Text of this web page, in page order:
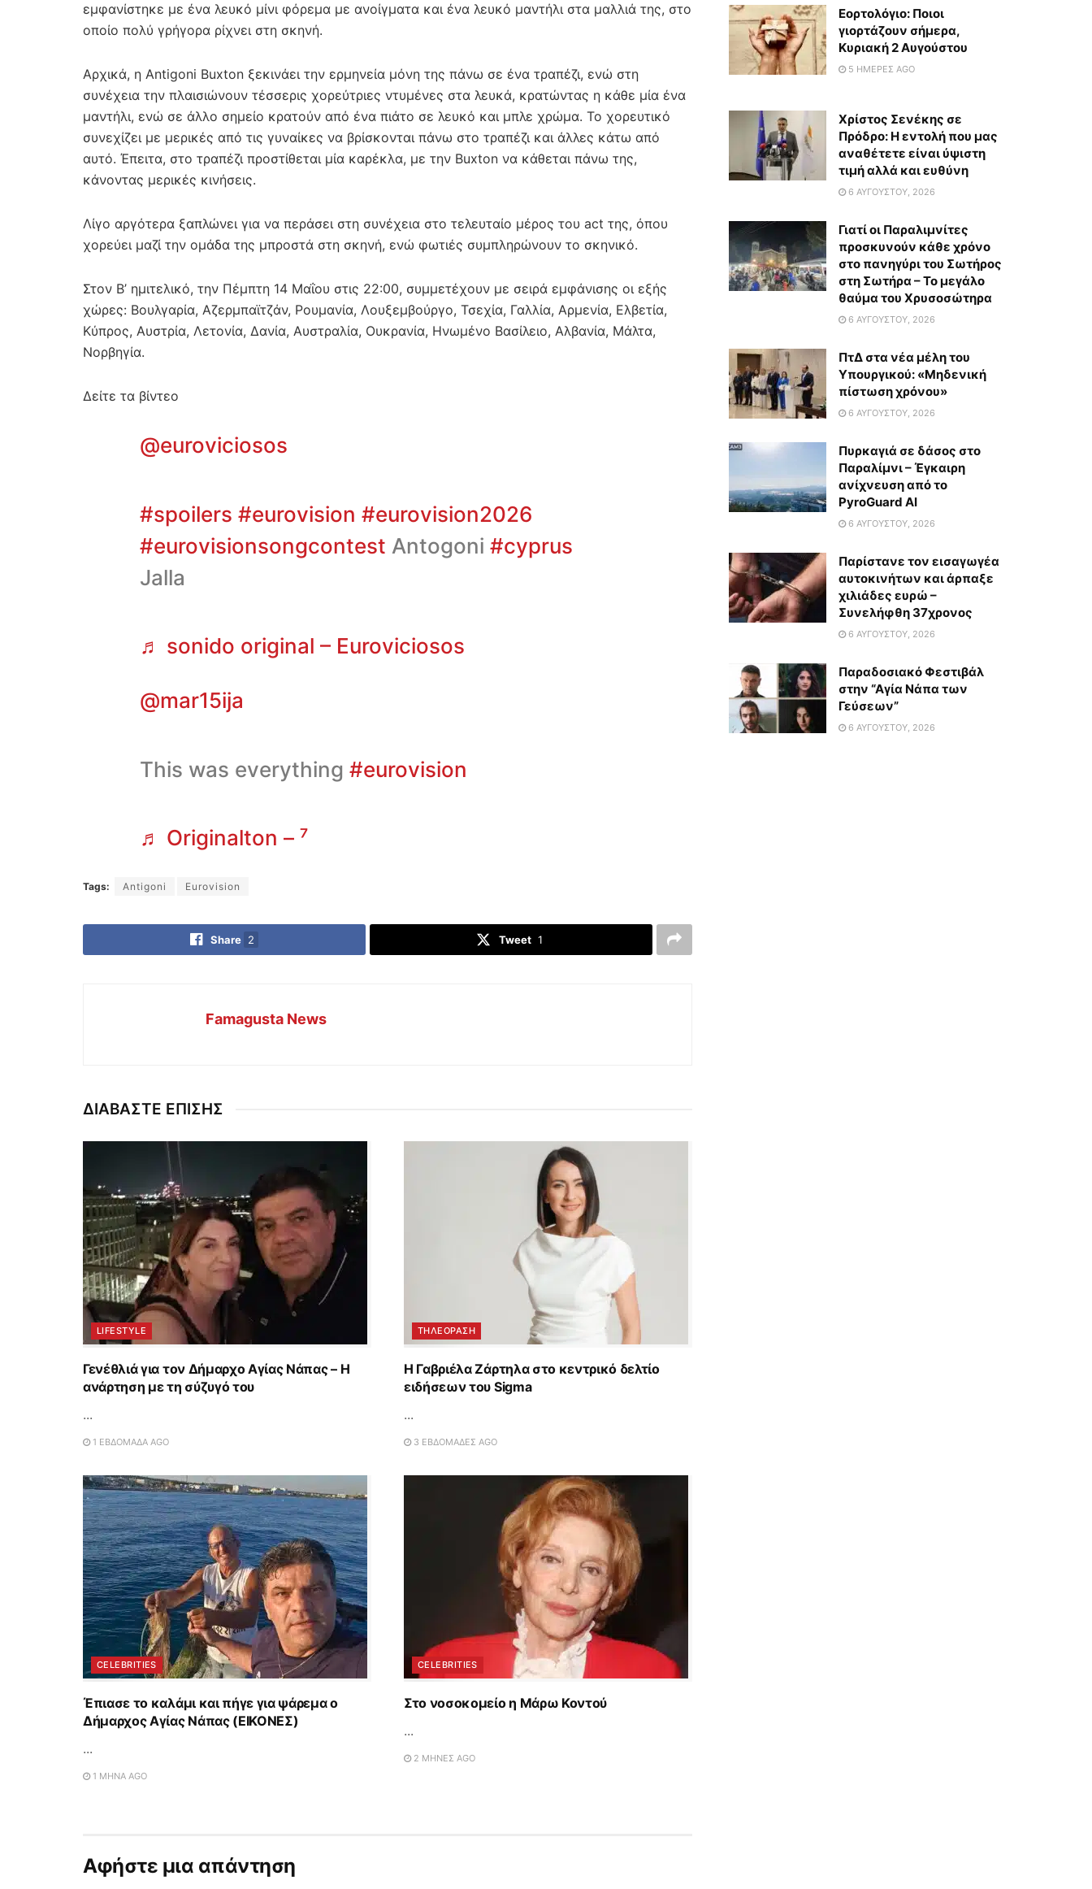
εμφανίστηκε με ένα λευκό μίνι φόρεμα με ανοίγματα και ένα λευκό μαντήλι στα μαλλιά της, στο
οποίο πολύ γρήγορα ρίχνει στη σκηνή.
Αρχικά, η Antigoni Buxton ξεκινάει την ερμηνεία μόνη της πάνω σε ένα τραπέζι, ενώ στη
συνέχεια την πλαισιώνουν τέσσερις χορεύτριες ντυμένες στα λευκά, κρατώντας η κάθε μία ένα
μαντήλι, ενώ σε άλλο σημείο κρατούν από ένα πιάτο σε λευκό και μπλε χρώμα. Το χορευτικό
συνεχίζει με μερικές από τις γυναίκες να βρίσκονται πάνω στο τραπέζι και άλλες κάτω από
αυτό. Έπειτα, στο τραπέζι προστίθεται μία καρέκλα, με την Buxton να κάθεται πάνω της,
κάνοντας μερικές κινήσεις.
Λίγο αργότερα ξαπλώνει για να περάσει στη συνέχεια στο τελευταίο μέρος του act της, όπου
χορεύει μαζί την ομάδα της μπροστά στη σκηνή, ενώ φωτιές συμπληρώνουν το σκηνικό.
Στον Β’ ημιτελικό, την Πέμπτη 14 Μαΐου στις 22:00, συμμετέχουν με σειρά εμφάνισης οι εξής
χώρες: Βουλγαρία, Αζερμπαϊτζάν, Ρουμανία, Λουξεμβούργο, Τσεχία, Γαλλία, Αρμενία, Ελβετία,
Κύπρος, Αυστρία, Λετονία, Δανία, Αυστραλία, Ουκρανία, Ηνωμένο Βασίλειο, Αλβανία, Μάλτα,
Νορβηγία.
Δείτε τα βίντεο
@euroviciosos
#spoilers #eurovision #eurovision2026
#eurovisionsongcontest Antogoni #cyprus
Jalla
♬ sonido original – Euroviciosos
@mar15ija
This was everything #eurovision
♬ Originalton – ⁷
Tags: Antigoni Eurovision
Share 2 Tweet 1
Famagusta News
ΔΙΑΒΑΣΤΕ ΕΠΙΣΗΣ
LIFESTYLE
Γενέθλιά για τον Δήμαρχο Αγίας Νάπας – Η
ανάρτηση με τη σύζυγό του
...
1 ΕΒΔΟΜΆΔΑ AGO
ΤΗΛΕΟΡΑΣΗ
Η Γαβριέλα Ζάρτηλα στο κεντρικό δελτίο
ειδήσεων του Sigma
...
3 ΕΒΔΟΜΆΔΕΣ AGO
CELEBRITIES
Έπιασε το καλάμι και πήγε για ψάρεμα ο
Δήμαρχος Αγίας Νάπας (ΕΙΚΟΝΕΣ)
...
1 ΜΉΝΑ AGO
CELEBRITIES
Στο νοσοκομείο η Μάρω Κοντού
...
2 ΜΉΝΕΣ AGO
Αφήστε μια απάντηση
Εορτολόγιο: Ποιοι
γιορτάζουν σήμερα,
Κυριακή 2 Αυγούστου
5 ΗΜΈΡΕΣ AGO
Χρίστος Σενέκης σε
Πρόδρο: Η εντολή που μας
αναθέτετε είναι ύψιστη
τιμή αλλά και ευθύνη
6 ΑΥΓΟΎΣΤΟΥ, 2026
Γιατί οι Παραλιμνίτες
προσκυνούν κάθε χρόνο
στο πανηγύρι του Σωτήρος
στη Σωτήρα – Το μεγάλο
θαύμα του Χρυσοσώτηρα
6 ΑΥΓΟΎΣΤΟΥ, 2026
ΠτΔ στα νέα μέλη του
Υπουργικού: «Μηδενική
πίστωση χρόνου»
6 ΑΥΓΟΎΣΤΟΥ, 2026
Πυρκαγιά σε δάσος στο
Παραλίμνι – Έγκαιρη
ανίχνευση από το
PyroGuard AI
6 ΑΥΓΟΎΣΤΟΥ, 2026
Παρίστανε τον εισαγωγέα
αυτοκινήτων και άρπαξε
χιλιάδες ευρώ –
Συνελήφθη 37χρονος
6 ΑΥΓΟΎΣΤΟΥ, 2026
Παραδοσιακό Φεστιβάλ
στην “Αγία Νάπα των
Γεύσεων”
6 ΑΥΓΟΎΣΤΟΥ, 2026